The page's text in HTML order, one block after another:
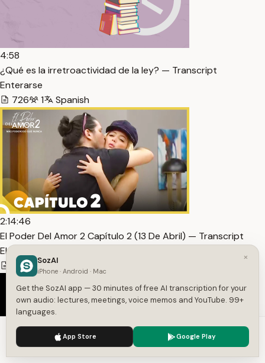
4:58
¿Qué es la irretroactividad de la ley? — Transcript
Enterarse
726
1 Spanish
2:14:46
El Poder Del Amor 2 Capítulo 2 (13 De Abril) — Transcript
El Poder Del Amor
9,982
1
We use cookies to enhance your experience.
×
SozAI
iPhone · Android · Mac
Get the SozAI app — 30 minutes of free AI transcription for your
own audio: lectures, meetings, voice memos and YouTube. 99+
languages.
App Store Google Play